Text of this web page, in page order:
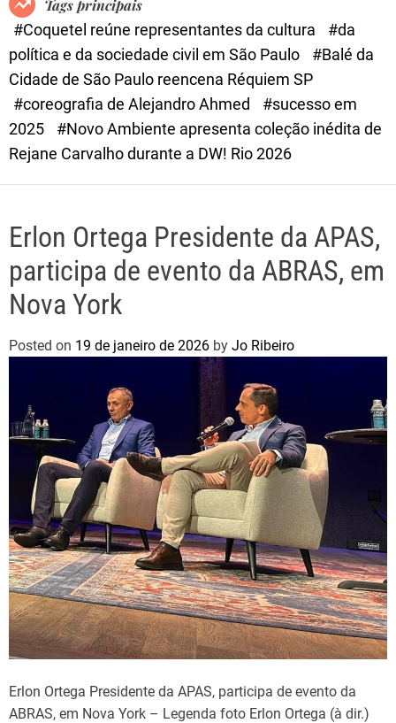
e
Tags principais
#Coquetel reúne representantes da cultura
#da
política e da sociedade civil em São Paulo
#Balé da
Cidade de São Paulo reencena Réquiem SP
#coreografia de Alejandro Ahmed
#sucesso em
2025
#Novo Ambiente apresenta coleção inédita de
Rejane Carvalho durante a DW! Rio 2026
Erlon Ortega Presidente da APAS,
participa de evento da ABRAS, em
Nova York
Posted on 19 de janeiro de 2026 by Jo Ribeiro
Erlon Ortega Presidente da APAS, participa de evento da
ABRAS, em Nova York – Legenda foto Erlon Ortega (à dir.)